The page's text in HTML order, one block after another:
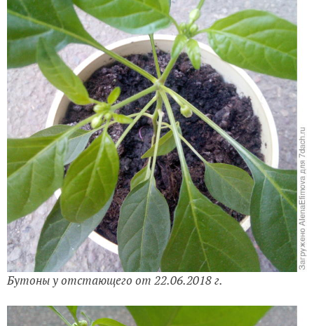
Бутоны у отстающего от 22.06.2018 г.